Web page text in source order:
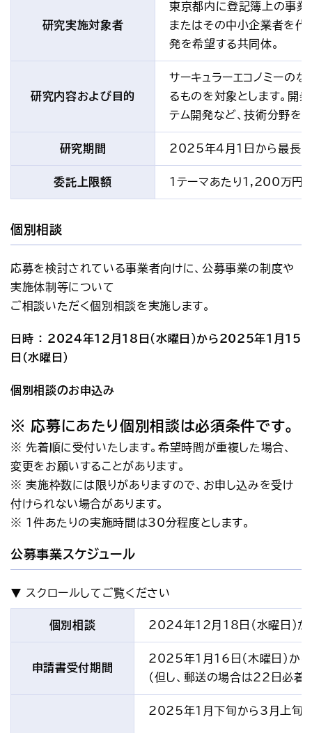
研究実施対象者
東京都内に登記簿上の事業
またはその中小企業者を代
発を希望する共同体。
研究内容および目的
サーキュラーエコノミーの
るものを対象とします。開
テム開発など、技術分野を
研究期間 2025年4月1日から最長1
委託上限額 1テーマあたり1,200万円（
個別相談
応募を検討されている事業者向けに、公募事業の制度や
実施体制等について
ご相談いただく個別相談を実施します。
日時 ： 2024年12月18日（水曜日）から2025年1月15
日（水曜日）
個別相談のお申込み
※ 応募にあたり個別相談は必須条件です。
※ 先着順に受付いたします。希望時間が重複した場合、
変更をお願いすることがあります。
※ 実施枠数には限りがありますので、お申し込みを受け
付けられない場合があります。
※ 1件あたりの実施時間は30分程度とします。
公募事業スケジュール
個別相談 2024年12月18日（水曜日）
申請書受付期間
2025年1月16日（木曜日）か
（但し、郵送の場合は22日必着
2025年1月下旬から3月上旬